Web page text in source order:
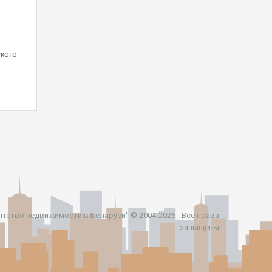
недвижимости в Беларуси" © 2004-2026 - Все права
защищены